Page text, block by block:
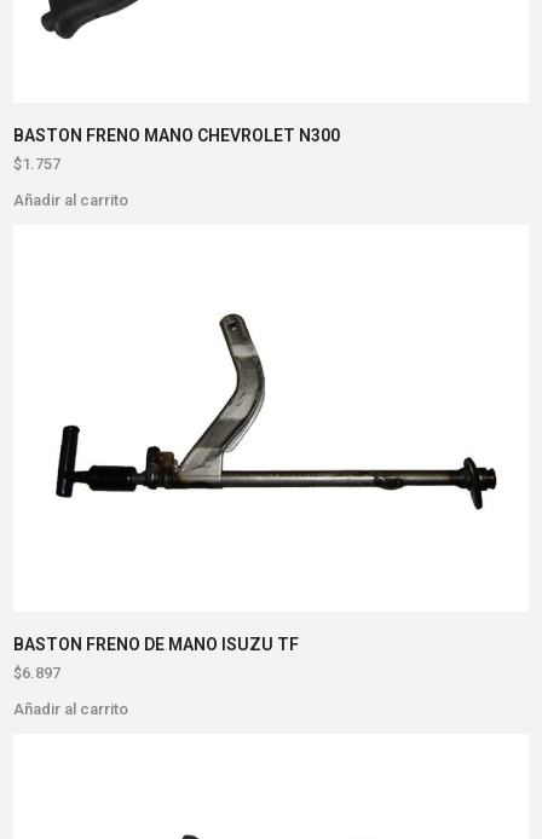
BASTON FRENO MANO CHEVROLET N300
$1.757
Añadir al carrito
BASTON FRENO DE MANO ISUZU TF
$6.897
Añadir al carrito